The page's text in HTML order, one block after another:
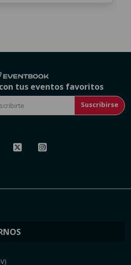
tus eventos favoritos
Suscribirse